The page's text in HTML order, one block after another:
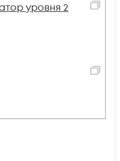
уровня 2